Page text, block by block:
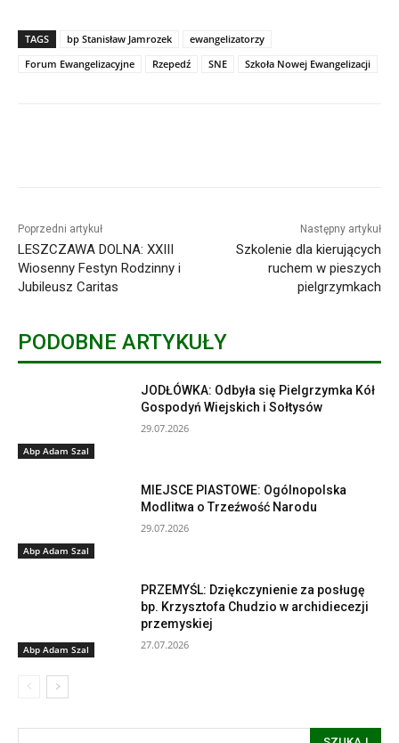
TAGS bp Stanisław Jamrozek
ewangelizatorzy
Forum Ewangelizacyjne
Rzepedź SNE Szkoła Nowej Ewangelizacji
Poprzedni artykuł
LESZCZAWA DOLNA: XXIII
Wiosenny Festyn Rodzinny i
Jubileusz Caritas
Następny artykuł
Szkolenie dla kierujących
ruchem w pieszych
pielgrzymkach
PODOBNE ARTYKUŁY
Abp Adam Szal
JODŁÓWKA: Odbyła się Pielgrzymka Kół
Gospodyń Wiejskich i Sołtysów
29.07.2026
Abp Adam Szal
MIEJSCE PIASTOWE: Ogólnopolska
Modlitwa o Trzeźwość Narodu
29.07.2026
Abp Adam Szal
PRZEMYŚL: Dziękczynienie za posługę
bp. Krzysztofa Chudzio w archidiecezji
przemyskiej
27.07.2026